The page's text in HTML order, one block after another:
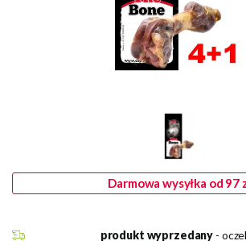
Darmowa wysyłka od 97
produkt wyprzedany -